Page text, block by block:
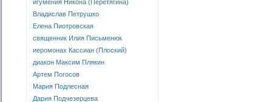
игумения Никона (Перетягина)
Владислав Петрушко
Елена Пиотровская
священник Илия Письменюк
иеромонах Кассиан (Плоский)
диакон Максим Плякин
Артем Погосов
Мария Подлесная
Дария Подчезерцева